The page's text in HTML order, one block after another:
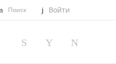
Поиск Войти